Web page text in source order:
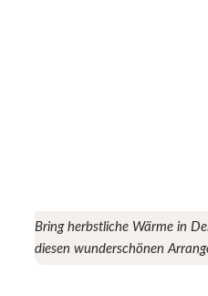
Bring herbstliche Wärme in
diesen wunderschönen